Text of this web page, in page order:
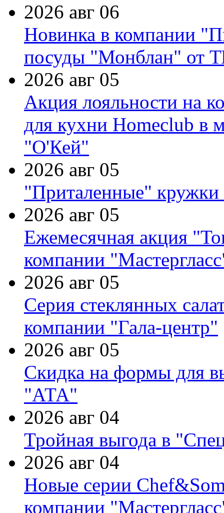
2026 авг 06
Новинка в компании
посуды "Монблан" от
2026 авг 05
Акция лояльности на
для кухни Homeclub в
"О'Кей"
2026 авг 05
"Приталенные" кружки
2026 авг 05
Ежемесячная акция
компании
2026 авг 05
Серия стеклянных
компании "Гала-центр"
2026 авг 05
Скидка на формы для
"АТА"
2026 авг 04
Тройная выгода в
2026 авг 04
Новые серии
компании